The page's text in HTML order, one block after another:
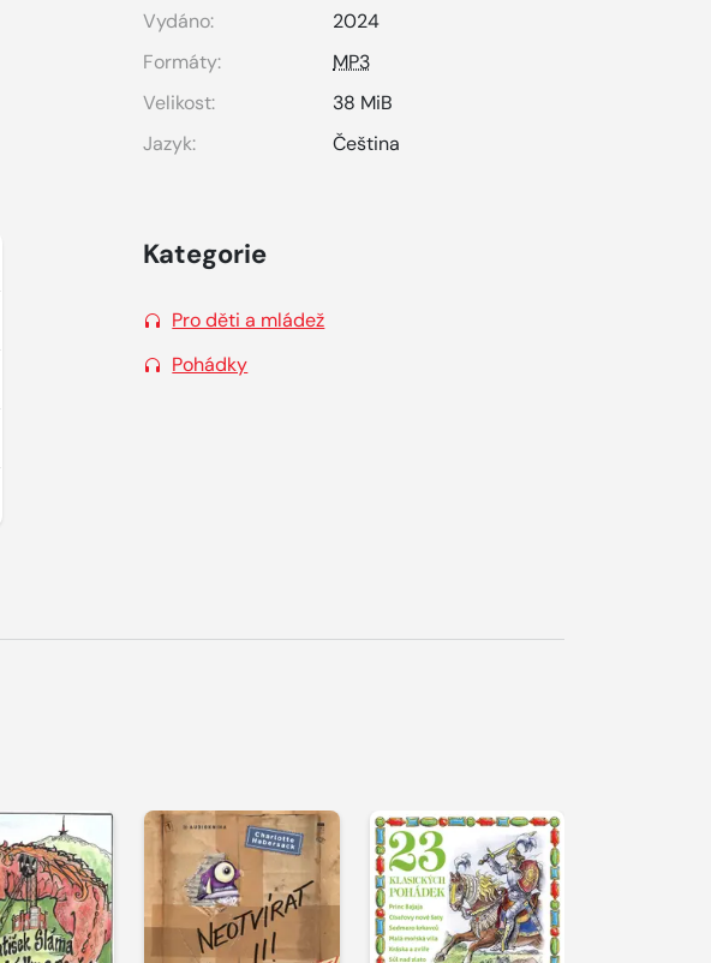
Vydáno:
2024
Formáty:
MP3
Velikost:
38 MiB
Jazyk:
Čeština
Kategorie
Pro děti a mládež
Pohádky
Přehrát
ukázku
Přehrát
ukázku